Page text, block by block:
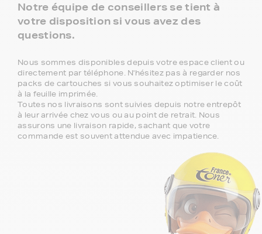
Notre équipe de conseillers se tient à
votre disposition si vous avez des
questions.
Nous sommes disponibles depuis votre espace client ou
directement par téléphone. N'hésitez pas à regarder nos
packs de cartouches si vous souhaitez optimiser le coût
à la feuille imprimée.
Toutes nos livraisons sont suivies depuis notre entrepôt
à leur arrivée chez vous ou au point de retrait. Nous
assurons une livraison rapide, sachant que votre
commande est souvent attendue avec impatience.